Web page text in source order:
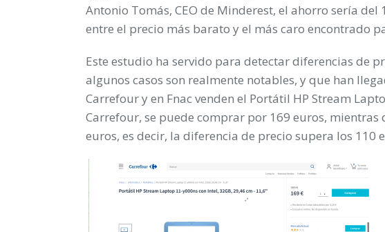
Antonio Tomás, CEO de Minderest, el ahorro sería del
entre el precio más barato y el más caro encontrado
Este estudio ha servido para detectar diferencias de
algunos casos son realmente notables, y que han
Carrefour y en Fnac venden el Portátil HP Stream
Carrefour, se puede comprar por 169 euros, mientras
euros, es decir, la diferencia de precio supera los 110